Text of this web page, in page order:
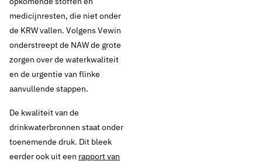
medicijnresten, die niet onder
de KRW vallen. Volgens Vewin
onderstreept de NAW de grote
zorgen over de waterkwaliteit
en de urgentie van flinke
aanvullende stappen.
De kwaliteit van de
drinkwaterbronnen staat onder
toenemende druk. Dit bleek
eerder ook uit een rapport van